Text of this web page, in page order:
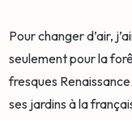
Pour changer d’air,
seulement pour la
fresques Renaissance.
ses jardins à la